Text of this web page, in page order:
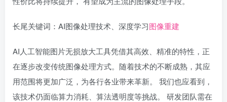
长尾关键词：AI图像处理技术、深度学习图像重建
AI人工智能图片无损放大工具凭借其高效、精准的特性，正
在逐步改变传统图像处理方式。随着技术的不断成熟，其应
用范围将更加广泛，为各行各业带来革新。 我们也应看到，
该技术仍面临算力消耗、算法透明度等挑战。 研发团队需在